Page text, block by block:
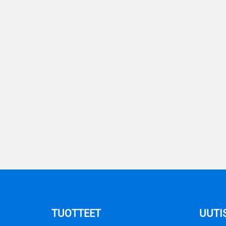
TUOTTEET